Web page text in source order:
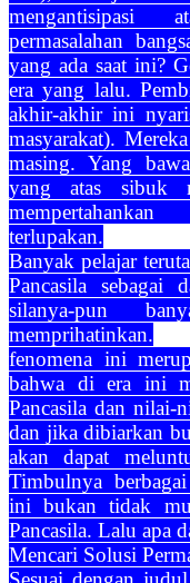
mengantisipasi
permasalahan
yang ada saat ini?
era yang lalu.
akhir-akhir ini
masyarakat).
masing. Yang
yang atas sibuk
terlupakan.
Banyak pelajar
Pancasila sebagai
silanya-pun
memprihatinkan.
fenomena ini
bahwa di era ini
Pancasila dan nilai-
dan jika dibiarkan
akan dapat
Timbulnya
ini bukan tidak
Pancasila. Lalu apa
Mencari Solusi